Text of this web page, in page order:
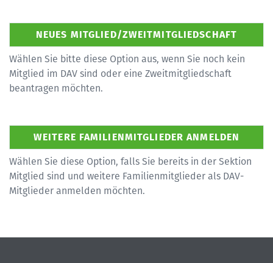
Wählen Sie bitte diese Option aus, wenn Sie noch kein
Mitglied im DAV sind oder eine Zweitmitgliedschaft
beantragen möchten.
Wählen Sie diese Option, falls Sie bereits in der Sektion
Mitglied sind und weitere Familienmitglieder als DAV-
Mitglieder anmelden möchten.